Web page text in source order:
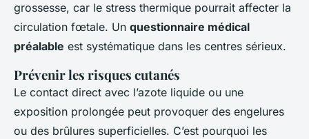
grossesse, car le stress thermique pourrait affecter la
circulation fœtale. Un questionnaire médical
préalable est systématique dans les centres sérieux.
Prévenir les risques cutanés
Le contact direct avec l’azote liquide ou une
exposition prolongée peut provoquer des engelures
ou des brûlures superficielles. C’est pourquoi les